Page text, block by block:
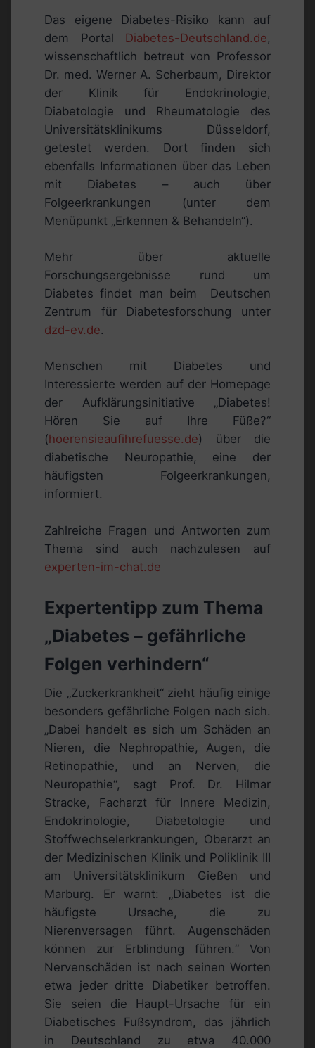
Das eigene Diabetes-Risiko kann auf
dem Portal Diabetes-Deutschland.de,
wissenschaftlich betreut von Professor
Dr. med. Werner A. Scherbaum, Direktor
der Klinik für Endokrinologie,
Diabetologie und Rheumatologie des
Universitätsklinikums Düsseldorf,
getestet werden. Dort finden sich
ebenfalls Informationen über das Leben
mit Diabetes – auch über
Folgeerkrankungen (unter dem
Menüpunkt „Erkennen & Behandeln“).
Mehr über aktuelle
Forschungsergebnisse rund um
Diabetes findet man beim Deutschen
Zentrum für Diabetesforschung unter
dzd-ev.de.
Menschen mit Diabetes und
Interessierte werden auf der Homepage
der Aufklärungsinitiative „Diabetes!
Hören Sie auf Ihre Füße?“
(hoerensieaufihrefuesse.de) über die
diabetische Neuropathie, eine der
häufigsten Folgeerkrankungen,
informiert.
Zahlreiche Fragen und Antworten zum
Thema sind auch nachzulesen auf
experten-im-chat.de
Expertentipp zum Thema
„Diabetes – gefährliche
Folgen verhindern“
Die „Zuckerkrankheit“ zieht häufig einige
besonders gefährliche Folgen nach sich.
„Dabei handelt es sich um Schäden an
Nieren, die Nephropathie, Augen, die
Retinopathie, und an Nerven, die
Neuropathie“, sagt Prof. Dr. Hilmar
Stracke, Facharzt für Innere Medizin,
Endokrinologie, Diabetologie und
Stoffwechselerkrankungen, Oberarzt an
der Medizinischen Klinik und Poliklinik III
am Universitätsklinikum Gießen und
Marburg. Er warnt: „Diabetes ist die
häufigste Ursache, die zu
Nierenversagen führt. Augenschäden
können zur Erblindung führen.“ Von
Nervenschäden ist nach seinen Worten
etwa jeder dritte Diabetiker betroffen.
Sie seien die Haupt-Ursache für ein
Diabetisches Fußsyndrom, das jährlich
in Deutschland zu etwa 40.000